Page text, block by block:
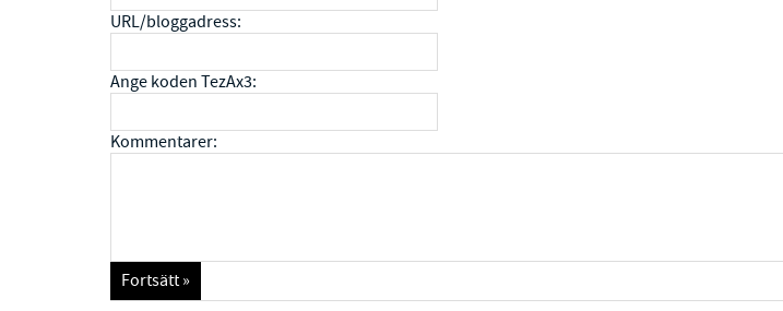
URL/bloggadress:
Ange koden TezAx3:
Kommentarer:
Fortsätt »